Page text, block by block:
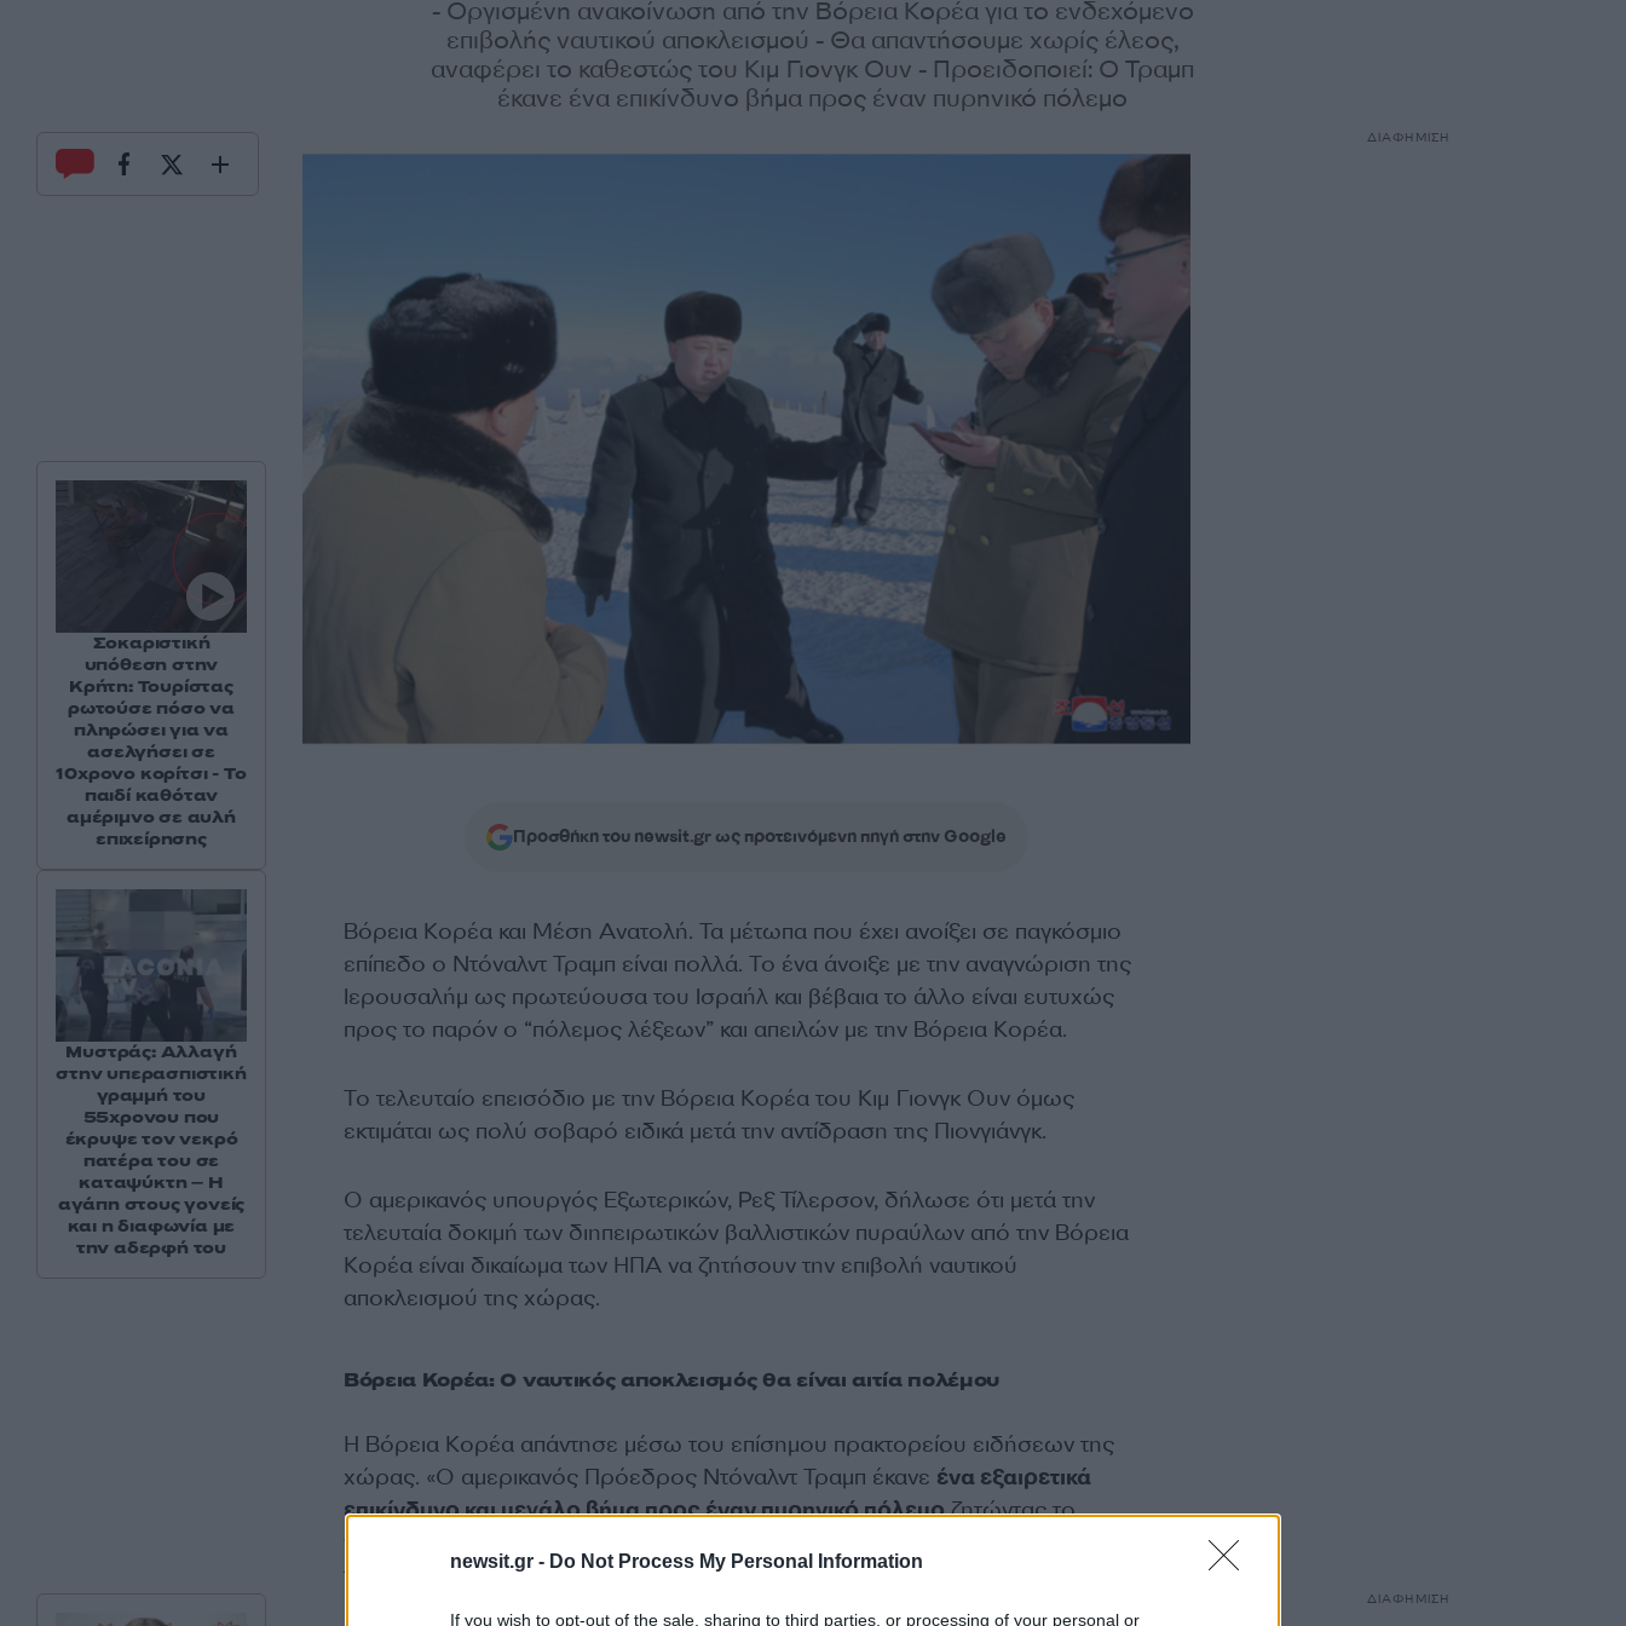
newsit.gr - Do Not Process My Personal Information
If you wish to opt-out of the sale, sharing to third parties, or processing of your personal or
- Οργισμένη ανακοίνωση από την Βόρεια Κορέα για το ενδεχόμενο
επιβολής ναυτικού αποκλεισμού - Θα απαντήσουμε χωρίς έλεος,
αναφέρει το καθεστώς του Κιμ Γιονγκ Ουν - Προειδοποιεί: Ο Τραμπ
έκανε ένα επικίνδυνο βήμα προς έναν πυρηνικό πόλεμο
Προσθήκη του newsit.gr ως προτεινόμενη πηγή στην Google
Βόρεια Κορέα και Μέση Ανατολή. Τα μέτωπα που έχει ανοίξει σε παγκόσμιο
επίπεδο ο Ντόναλντ Τραμπ είναι πολλά. Το ένα άνοιξε με την αναγνώριση της
Ιερουσαλήμ ως πρωτεύουσα του Ισραήλ και βέβαια το άλλο είναι ευτυχώς
προς το παρόν ο “πόλεμος λέξεων” και απειλών με την Βόρεια Κορέα.
Το τελευταίο επεισόδιο με την Βόρεια Κορέα του Κιμ Γιονγκ Ουν όμως
εκτιμάται ως πολύ σοβαρό ειδικά μετά την αντίδραση της Πιονγιάνγκ.
Ο αμερικανός υπουργός Εξωτερικών, Ρεξ Τίλερσον, δήλωσε ότι μετά την
τελευταία δοκιμή των διηπειρωτικών βαλλιστικών πυραύλων από την Βόρεια
Κορέα είναι δικαίωμα των ΗΠΑ να ζητήσουν την επιβολή ναυτικού
αποκλεισμού της χώρας.
Βόρεια Κορέα: Ο ναυτικός αποκλεισμός θα είναι αιτία πολέμου
Η Βόρεια Κορέα απάντησε μέσω του επίσημου πρακτορείου ειδήσεων της
χώρας. «Ο αμερικανός Πρόεδρος Ντόναλντ Τραμπ έκανε ένα εξαιρετικά
επικίνδυνο και μεγάλο βήμα προς έναν πυρηνικό πόλεμοζητώντας το
το KCNA.
Σοκαριστική
υπόθεση στην
Κρήτη: Τουρίστας
ρωτούσε πόσο να
πληρώσει για να
ασελγήσει σε
10χρονο κορίτσι - Το
παιδί καθόταν
αμέριμνο σε αυλή
επιχείρησης
Μυστράς: Αλλαγή
στην υπερασπιστική
γραμμή του
55χρονου που
έκρυψε τον νεκρό
πατέρα του σε
καταψύκτη – Η
αγάπη στους γονείς
και η διαφωνία με
την αδερφή του
ΔΙΑΦΗΜΙΣΗ
ΔΙΑΦΗΜΙΣΗ